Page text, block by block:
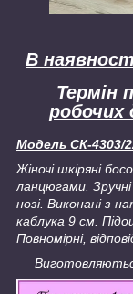
В
Термін
робочих
Модель СК-4303/
Жіночі шкіряні
ланцюгами.
нозі. Виконані з
каблука 9 см.
Повномірні,